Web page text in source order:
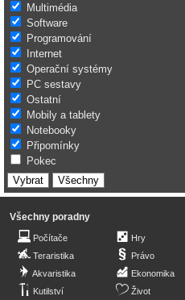
Multimédia
Software
Programování
Internet
Operační systémy
PC sestavy
Ostatní
Mobily a tablety
Notebooky
Připomínky
Pokec
Všechny poradny
Počítače
Teraristika
Akvaristika
Kutilství
Hry
Právo
Ekonomika
Život